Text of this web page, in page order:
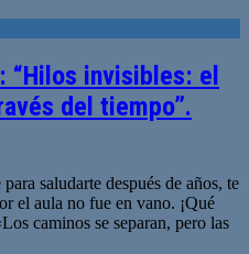
“Hilos invisibles: el
del tiempo”.
saludarte después de años, te
el aula no fue en vano. ¡Qué
caminos se separan, pero las